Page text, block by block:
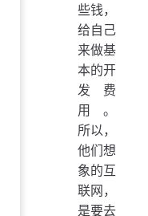
些钱，
给自己
来做基
本的开
发费
用。
所以，
他们想
象的互
联网，
是要去